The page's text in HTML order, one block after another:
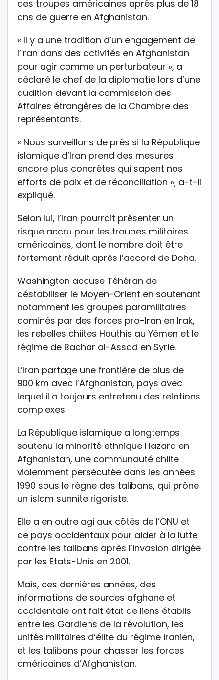
des troupes américaines après plus de 18
ans de guerre en Afghanistan.
« Il y a une tradition d’un engagement de
l’Iran dans des activités en Afghanistan
pour agir comme un perturbateur », a
déclaré le chef de la diplomatie lors d’une
audition devant la commission des
Affaires étrangères de la Chambre des
représentants.
« Nous surveillons de près si la République
islamique d’Iran prend des mesures
encore plus concrètes qui sapent nos
efforts de paix et de réconciliation », a-t-il
expliqué.
Selon lui, l’Iran pourrait présenter un
risque accru pour les troupes militaires
américaines, dont le nombre doit être
fortement réduit après l’accord de Doha.
Washington accuse Téhéran de
déstabiliser le Moyen-Orient en soutenant
notamment les groupes paramilitaires
dominés par des forces pro-Iran en Irak,
les rebelles chiites Houthis au Yémen et le
régime de Bachar al-Assad en Syrie.
L’Iran partage une frontière de plus de
900 km avec l’Afghanistan, pays avec
lequel il a toujours entretenu des relations
complexes.
La République islamique a longtemps
soutenu la minorité ethnique Hazara en
Afghanistan, une communauté chiite
violemment persécutée dans les années
1990 sous le règne des talibans, qui prône
un islam sunnite rigoriste.
Elle a en outre agi aux côtés de l’ONU et
de pays occidentaux pour aider à la lutte
contre les talibans après l’invasion dirigée
par les Etats-Unis en 2001.
Mais, ces dernières années, des
informations de sources afghane et
occidentale ont fait état de liens établis
entre les Gardiens de la révolution, les
unités militaires d’élite du régime iranien,
et les talibans pour chasser les forces
américaines d’Afghanistan.